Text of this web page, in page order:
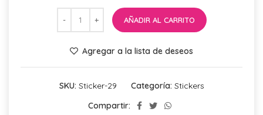
AÑADIR AL CARRITO
Agregar a la lista de deseos
SKU: Sticker-29 Categoría: Stickers
Compartir: